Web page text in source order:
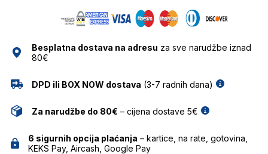
Besplatna dostava na adresu za sve narudžbe iznad
80€
DPD ili BOX NOW dostava (3-7 radnih dana)
Za narudžbe do 80€ – cijena dostave 5€
6 sigurnih opcija plaćanja – kartice, na rate, gotovina,
KEKS Pay, Aircash, Google Pay